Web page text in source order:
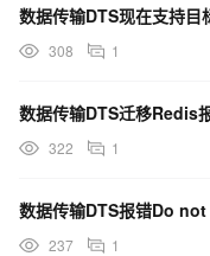
数据传输DTS现在支持目
308 1
数据传输DTS迁移Redis
322 1
数据传输DTS报错Do
237 1